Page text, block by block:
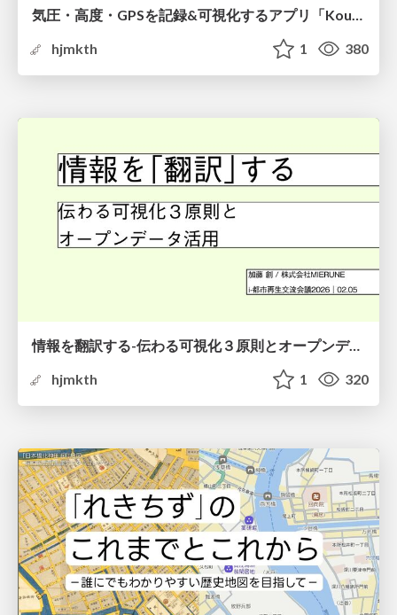
気圧・高度・GPSを記録&可視化するアプリ「Koudo」を作った話
hjmkth
1 380
情報を翻訳する-伝わる可視化３原則とオープンデータ活用-
hjmkth
1 320